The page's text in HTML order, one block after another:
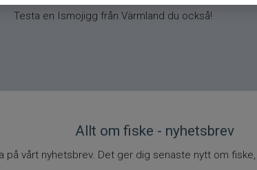
Testa en Ismojigg från Värmland du också!
Allt om fiske - nyhetsbrev
på vårt nyhetsbrev. Det ger dig senaste nytt om